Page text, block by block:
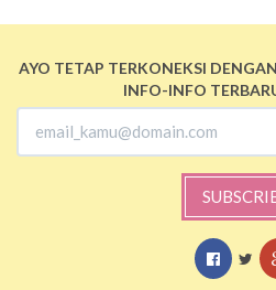
AYO TETAP TERKONEKSI
INFO-INFO